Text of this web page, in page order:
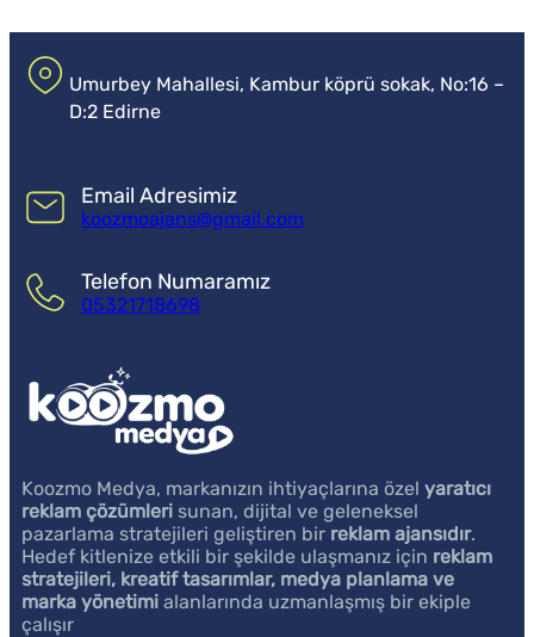
Umurbey Mahallesi, Kambur köprü sokak, No:16 –
D:2 Edirne
Email Adresimiz
koozmoajans@gmail.com
Telefon Numaramız
05321718698
Koozmo Medya, markanızın ihtiyaçlarına özel yaratıcı
reklam çözümleri sunan, dijital ve geleneksel
pazarlama stratejileri geliştiren bir reklam ajansıdır.
Hedef kitlenize etkili bir şekilde ulaşmanız için reklam
stratejileri, kreatif tasarımlar, medya planlama ve
marka yönetimi alanlarında uzmanlaşmış bir ekiple
çalışır